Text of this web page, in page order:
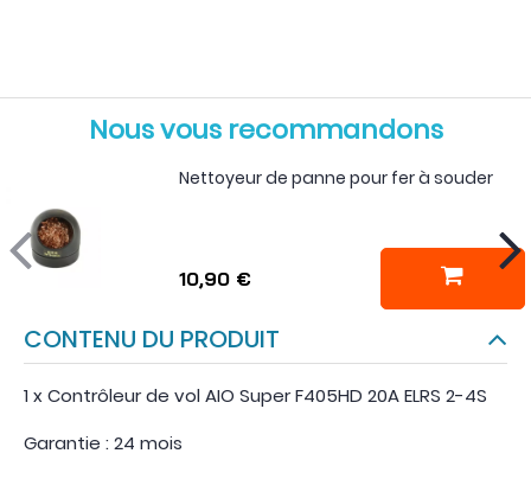
Nous vous recommandons
Nettoyeur de panne pour fer à souder
10,90 €
CONTENU DU PRODUIT
1 x Contrôleur de vol AIO Super F405HD 20A ELRS 2-4S
Garantie : 24 mois